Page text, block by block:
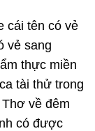
cái tên có vẻ
vẻ sang
thực miền
tài thử trong
về đêm
có được